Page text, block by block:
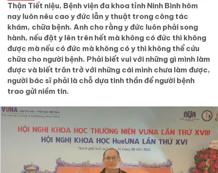
Thận Tiết niệu, Bệnh viện đa khoa tỉnh Ninh Bình hôm
nay luôn nêu cao y đức lẫn y thuật trong công tác
khám, chữa bệnh. Anh cho rằng y đức luôn phải song
hành, nếu đặt y lên trên hết mà không có đức thì không
được mà nếu có đức mà không có y thì không thể cứu
chữa cho người bệnh. Phải biết vui với những gì mình làm
được và biết trăn trở với những cái mình chưa làm được,
người bác sĩ phải là chỗ dựa tinh thần để người bệnh
trao gửi niềm tin.